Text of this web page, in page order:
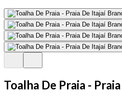
Toalha De Praia -